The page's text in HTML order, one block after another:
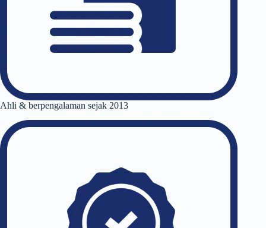
Ahli & berpengalaman sejak 2013